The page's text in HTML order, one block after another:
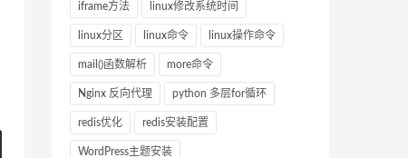
iframe方法 linux修改系统时间
linux分区 linux命令 linux操作命令
mail()函数解析 more命令
Nginx 反向代理 python 多层for循环
redis优化 redis安装配置
WordPress主题安装